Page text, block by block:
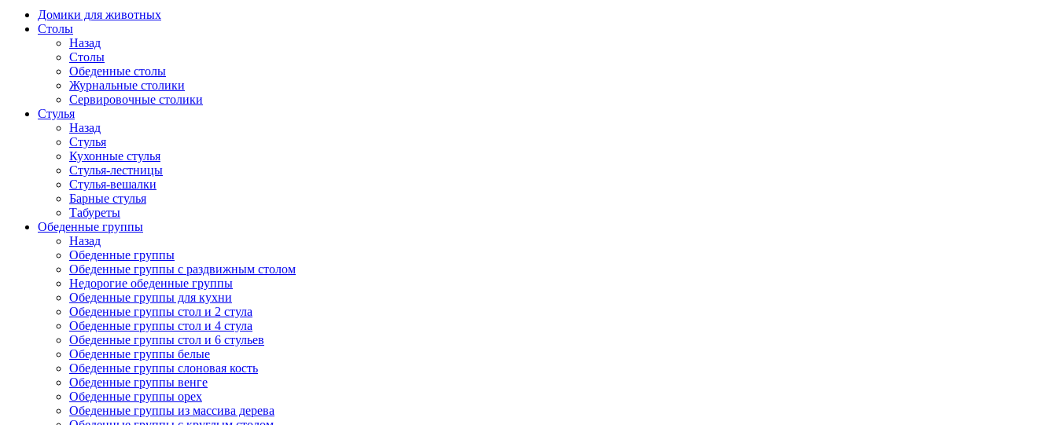
Домики для животных
Столы
Назад
Столы
Обеденные столы
Журнальные столики
Сервировочные столики
Стулья
Назад
Стулья
Кухонные стулья
Стулья-лестницы
Стулья-вешалки
Барные стулья
Табуреты
Обеденные группы
Назад
Обеденные группы
Обеденные группы с раздвижным столом
Недорогие обеденные группы
Обеденные группы для кухни
Обеденные группы стол и 2 стула
Обеденные группы стол и 4 стула
Обеденные группы стол и 6 стульев
Обеденные группы белые
Обеденные группы слоновая кость
Обеденные группы венге
Обеденные группы орех
Обеденные группы из массива дерева